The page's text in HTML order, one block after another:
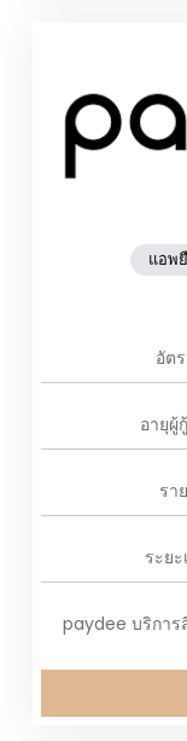
แอพ
อัต
อายุผู้
รา
ระย
paydee บริการ